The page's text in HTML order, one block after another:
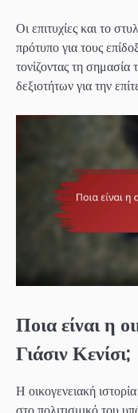
Οι επιτυχίες και το
πρότυπο για τους
τονίζοντας τη
δεξιοτήτων για την
Ποια είναι η
Γιάσιν Κενίσι;
Η οικογενειακή